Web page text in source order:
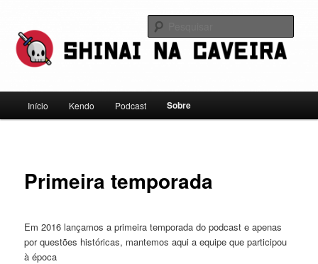
conteúdo
principalShinai na Caveira
principal
Início Kendo Podcast Sobre
Primeira temporada
Em 2016 lançamos a primeira temporada do podcast e apenas
por questões históricas, mantemos aqui a equipe que participou
à época